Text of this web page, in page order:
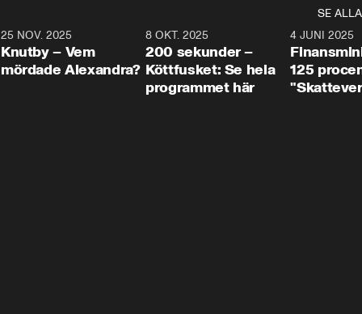
SE ALLA
31:05
25 NOV. 2025
Knutby – Vem
mördade Alexandra?
4:29
8 OKT. 2025
200 sekunder –
Köttfusket: Se hela
programmet här
4 JUNI 2025
125